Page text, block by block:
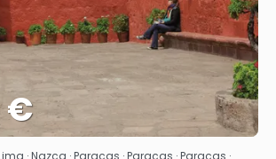
€
See
· Nazca · Paracas · Paracas · Paracas ·